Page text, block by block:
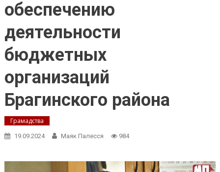
обеспечению
деятельности
бюджетных
организаций
Брагинского района
Грамадства
19.09.2024 Маяк Палесся 984